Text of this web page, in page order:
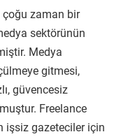
çoğu zaman bir
sektörünün
Medya
gitmesi,
güvencesiz
Freelance
işsiz gazeteciler için